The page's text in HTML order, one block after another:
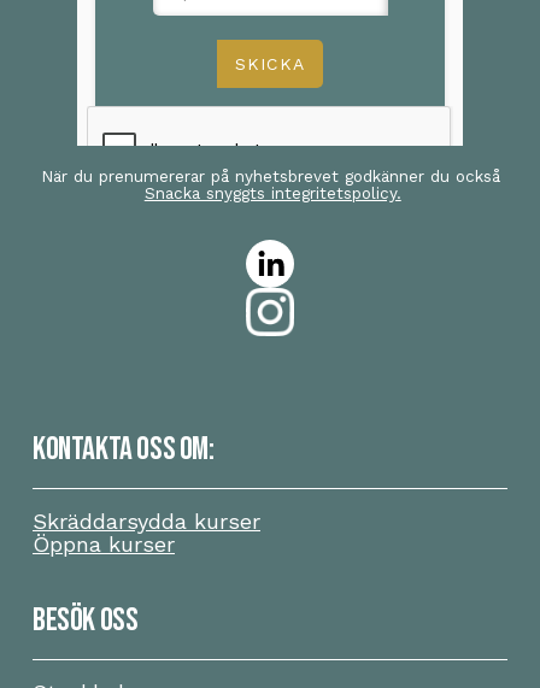
När du prenumererar på nyhetsbrevet godkänner du också
Snacka snyggts integritetspolicy.
KONTAKTA OSS OM:
Skräddarsydda kurser
Öppna kurser
BESÖK OSS